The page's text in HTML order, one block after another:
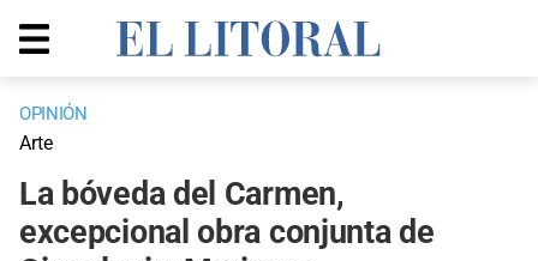
OPINIÓN
Arte
La bóveda del Carmen,
excepcional obra conjunta de